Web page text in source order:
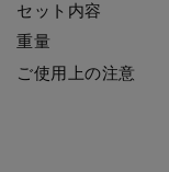
セット内容
重量
ご使用上の注意